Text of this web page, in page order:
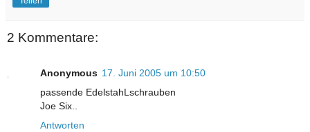
2 Kommentare:
Anonymous 17. Juni 2005 um 10:50
passende EdelstahLschrauben
Joe Six..
Antworten